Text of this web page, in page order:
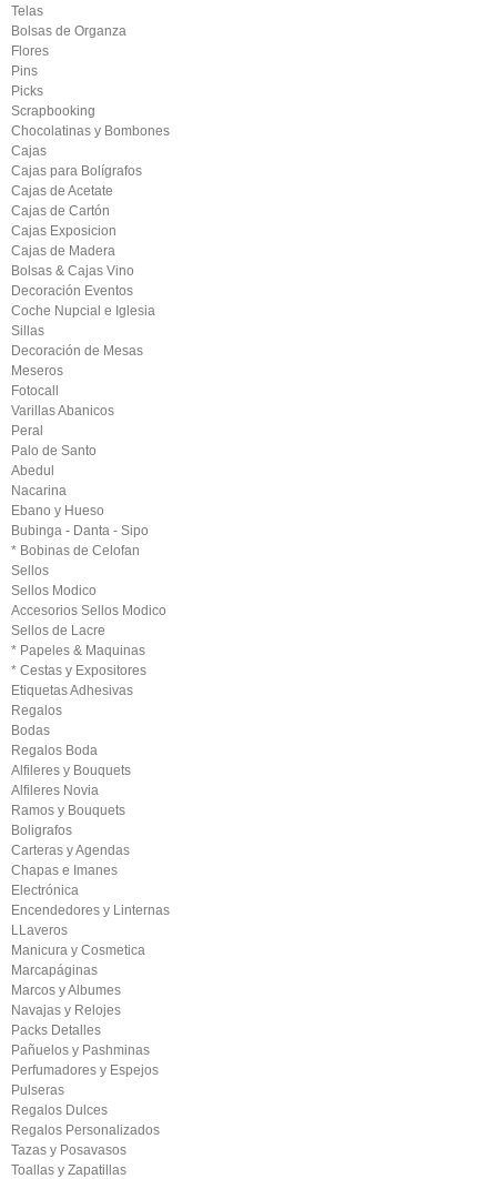
Telas
Bolsas de Organza
Flores
Pins
Picks
Scrapbooking
Chocolatinas y Bombones
Cajas
Cajas para Bolígrafos
Cajas de Acetate
Cajas de Cartón
Cajas Exposicion
Cajas de Madera
Bolsas & Cajas Vino
Decoración Eventos
Coche Nupcial e Iglesia
Sillas
Decoración de Mesas
Meseros
Fotocall
Varillas Abanicos
Peral
Palo de Santo
Abedul
Nacarina
Ebano y Hueso
Bubinga - Danta - Sipo
* Bobinas de Celofan
Sellos
Sellos Modico
Accesorios Sellos Modico
Sellos de Lacre
* Papeles & Maquinas
* Cestas y Expositores
Etiquetas Adhesivas
Regalos
Bodas
Regalos Boda
Alfileres y Bouquets
Alfileres Novia
Ramos y Bouquets
Boligrafos
Carteras y Agendas
Chapas e Imanes
Electrónica
Encendedores y Linternas
LLaveros
Manicura y Cosmetica
Marcapáginas
Marcos y Albumes
Navajas y Relojes
Packs Detalles
Pañuelos y Pashminas
Perfumadores y Espejos
Pulseras
Regalos Dulces
Regalos Personalizados
Tazas y Posavasos
Toallas y Zapatillas